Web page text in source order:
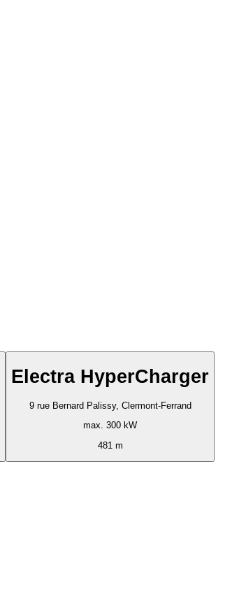
Electra HyperCharger
9 rue Bernard Palissy, Clermont-Ferrand
max. 300 kW
481 m